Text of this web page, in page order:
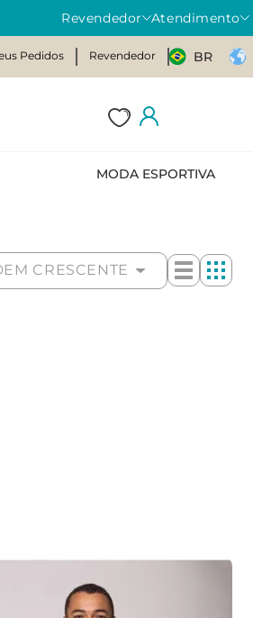
Revendedor Atendimento
Pedidos Revendedor BR
MODA ESPORTIVA
CRESCENTE